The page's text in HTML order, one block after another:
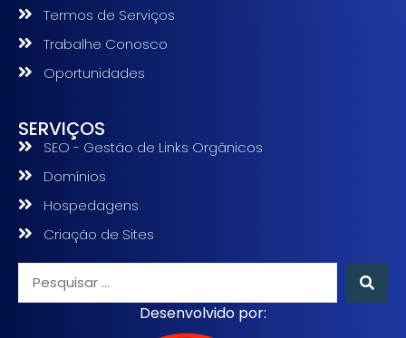
Termos de Serviços
Trabalhe Conosco
Oportunidades
SERVIÇOS
SEO - Gestão de Links Orgânicos
Domínios
Hospedagens
Criação de Sites
Desenvolvido por: